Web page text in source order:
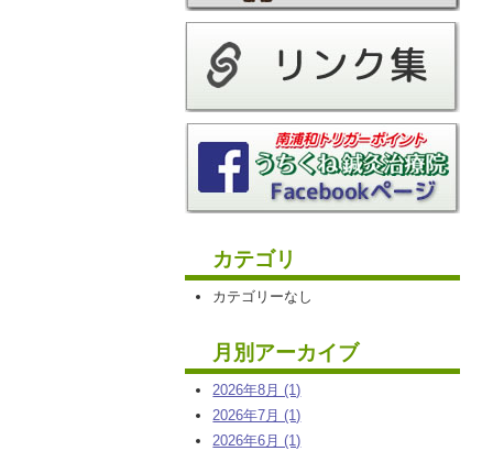
カテゴリ
カテゴリーなし
月別アーカイブ
2026年8月 (1)
2026年7月 (1)
2026年6月 (1)